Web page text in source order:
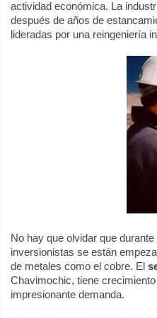
actividad económica. La
después de años de
lideradas por una reingeniería
No hay que olvidar que durante
inversionistas se están
de metales como el cobre. El
Chavimochic, tiene
impresionante demanda.